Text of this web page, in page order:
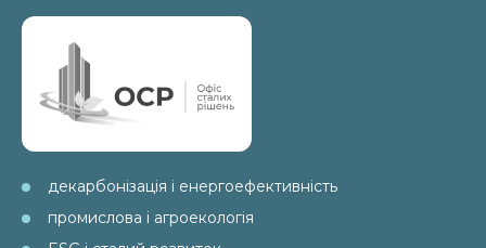
декарбонізація і енергоефективність
промислова і агроекологія